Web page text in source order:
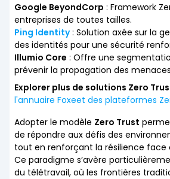
Google BeyondCorp : Framework
entreprises de toutes tailles.
Ping Identity: Solution axée sur la
des identités pour une sécurité
Illumio Core : Offre une
prévenir la propagation des
Explorer plus de solutions Zero
l'annuaire Foxeet des plateformes
Adopter le modèle Zero Trust
de répondre aux défis des
tout en renforçant la résilience face
Ce paradigme s’avère
du télétravail, où les frontières